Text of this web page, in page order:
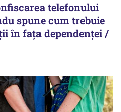
telefonului
spune cum trebuie
în fața dependenței /